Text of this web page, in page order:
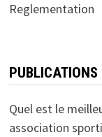
Reglementation
PUBLICATIONS
Quel est le
association